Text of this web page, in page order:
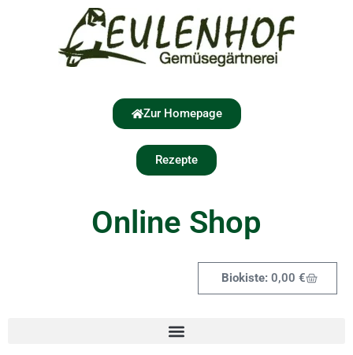
Zur Homepage
Rezepte
Online Shop
0,00 €